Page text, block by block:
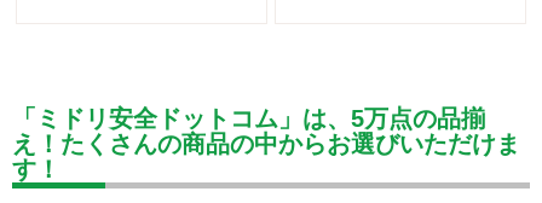
「ミドリ安全ドットコム」は、5万点の品揃
え！たくさんの商品の中からお選びいただけま
す！